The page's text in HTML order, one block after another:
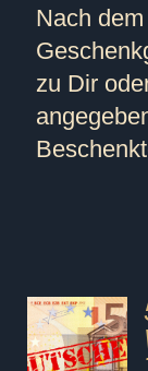
Nach
zu Dir